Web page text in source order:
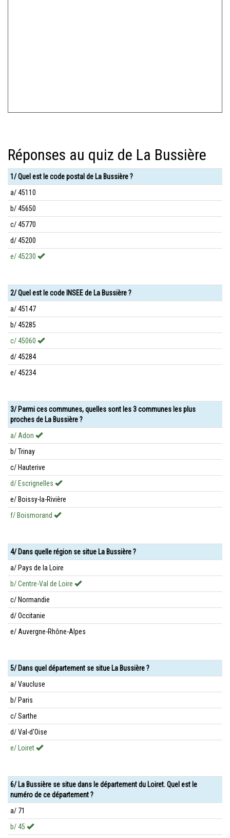
Réponses au quiz de La Bussière
1/ Quel est le code postal de La Bussière ?
a/ 45110
b/ 45650
c/ 45770
d/ 45200
e/ 45230
2/ Quel est le code INSEE de La Bussière ?
a/ 45147
b/ 45285
c/ 45060
d/ 45284
e/ 45234
3/ Parmi ces communes, quelles sont les 3 communes les plus
proches de La Bussière ?
a/ Adon
b/ Trinay
c/ Hauterive
d/ Escrignelles
e/ Boissy-la-Rivière
f/ Boismorand
4/ Dans quelle région se situe La Bussière ?
a/ Pays de la Loire
b/ Centre-Val de Loire
c/ Normandie
d/ Occitanie
e/ Auvergne-Rhône-Alpes
5/ Dans quel département se situe La Bussière ?
a/ Vaucluse
b/ Paris
c/ Sarthe
d/ Val-d'Oise
e/ Loiret
6/ La Bussière se situe dans le département du Loiret. Quel est le
numéro de ce département ?
a/ 71
b/ 45